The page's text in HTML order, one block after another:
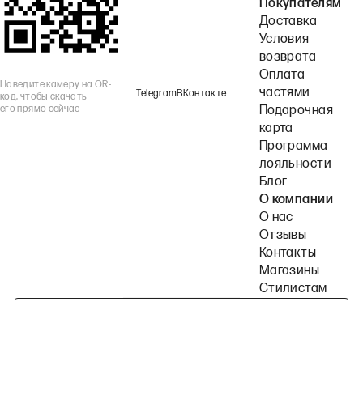
Наведите камеру на QR-
код, чтобы скачать
его прямо сейчас
TelegramВКонтакте
Покупателям
Доставка
Условия
возврата
Оплата
частями
Подарочная
карта
Программа
лояльности
Блог
О компании
О нас
Отзывы
Контакты
Магазины
Стилистам